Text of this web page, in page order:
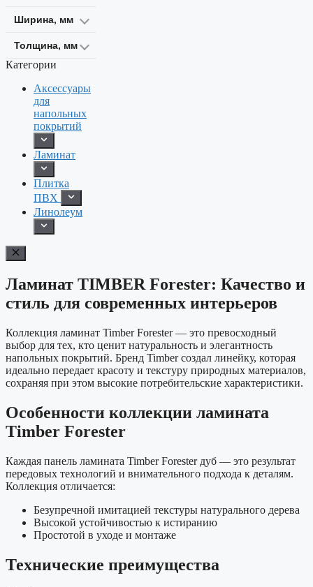
Ширина, мм
Толщина, мм
Категории
Аксессуары
для
напольных
покрытий
Ламинат
Плитка
ПВХ
Линолеум
Ламинат TIMBER Forester: Качество и
стиль для современных интерьеров
Коллекция ламинат Timber Forester — это превосходный
выбор для тех, кто ценит натуральность и элегантность
напольных покрытий. Бренд Timber создал линейку, которая
идеально передает красоту и текстуру природных материалов,
сохраняя при этом высокие потребительские характеристики.
Особенности коллекции ламината
Timber Forester
Каждая панель ламината Timber Forester дуб — это результат
передовых технологий и внимательного подхода к деталям.
Коллекция отличается:
Безупречной имитацией текстуры натурального дерева
Высокой устойчивостью к истиранию
Простотой в уходе и монтаже
Технические преимущества